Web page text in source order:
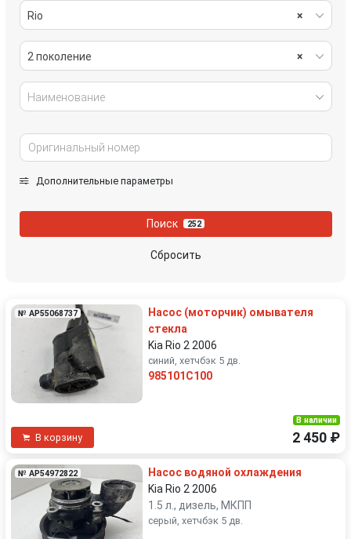
тормозная система ×
Rio
×
2 поколение
Наименование
Дополнительные параметры
Поиск 252
Сбросить
№ AP55068737
Насос (моторчик) омывателя
стекла
Kia Rio 2 2006
синий, хетчбэк 5 дв.
985101C100
В корзину
В наличии
2 450 ₽
№ AP54972822
Насос водяной охлаждения
Kia Rio 2 2006
1.5 л., дизель, МКПП
серый, хетчбэк 5 дв.